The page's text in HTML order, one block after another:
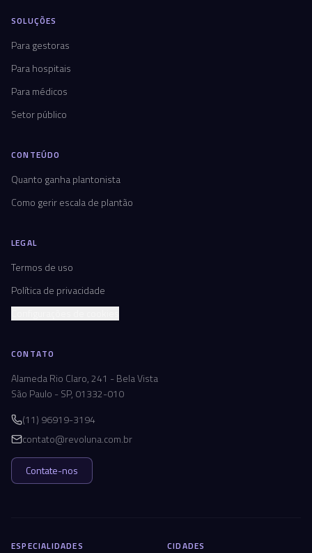
SOLUÇÕES
Para gestoras
Para hospitais
Para médicos
Setor público
CONTEÚDO
Quanto ganha plantonista
Como gerir escala de plantão
LEGAL
Termos de uso
Política de privacidade
CONTATO
Alameda Rio Claro, 241 - Bela Vista
São Paulo - SP, 01332-010
(11) 96919-3194
contato@revoluna.com.br
Contate-nos
ESPECIALIDADES CIDADES